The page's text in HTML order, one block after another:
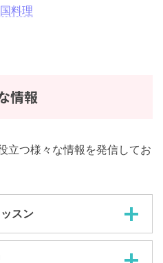
料理
情報
立つ様々な情報を発信してお
スン